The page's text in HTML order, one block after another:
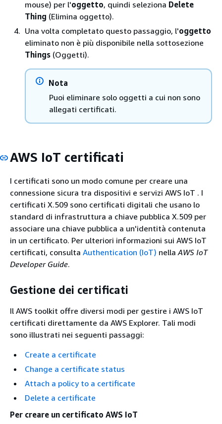
mouse) per l'oggetto, quindi seleziona Delete
Thing (Elimina oggetto).
Una volta completato questo passaggio, l'oggetto
eliminato non è più disponibile nella sottosezione
Things (Oggetti).
Nota
Puoi eliminare solo oggetti a cui non sono
allegati certificati.
AWS IoT certificati
I certificati sono un modo comune per creare una
connessione sicura tra dispositivi e servizi AWS IoT . I
certificati X.509 sono certificati digitali che usano lo
standard di infrastruttura a chiave pubblica X.509 per
associare una chiave pubblica a un'identità contenuta
in un certificato. Per ulteriori informazioni sui AWS IoT
certificati, consulta Authentication (IoT) nella AWS IoT
Developer Guide.
Gestione dei certificati
Il AWS toolkit offre diversi modi per gestire i AWS IoT
certificati direttamente da AWS Explorer. Tali modi
sono illustrati nei seguenti passaggi:
Create a certificate
Change a certificate status
Attach a policy to a certificate
Delete a certificate
Per creare un certificato AWS IoT